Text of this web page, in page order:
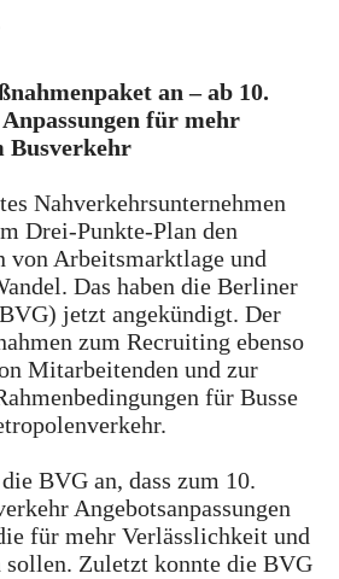
an – ab 10.
für mehr
Busverkehr
Nahverkehrsunternehmen
Drei-Punkte-Plan den
von Arbeitsmarktlage und
Das haben die Berliner
jetzt angekündigt. Der
zum Recruiting ebenso
Mitarbeitenden und zur
für Busse
BVG an, dass zum 10.
Angebotsanpassungen
für mehr Verlässlichkeit und
sollen. Zuletzt konnte die BVG